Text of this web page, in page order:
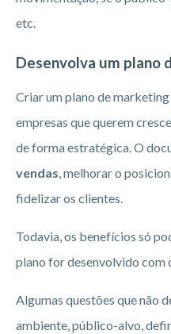
etc.
Desenvolva um plano
Criar um plano de
empresas que querem
de forma estratégica. O
vendas, melhorar o
fidelizar os clientes.
Todavia, os benefícios só
plano for desenvolvido com
Algumas questões que não
ambiente, público-alvo,